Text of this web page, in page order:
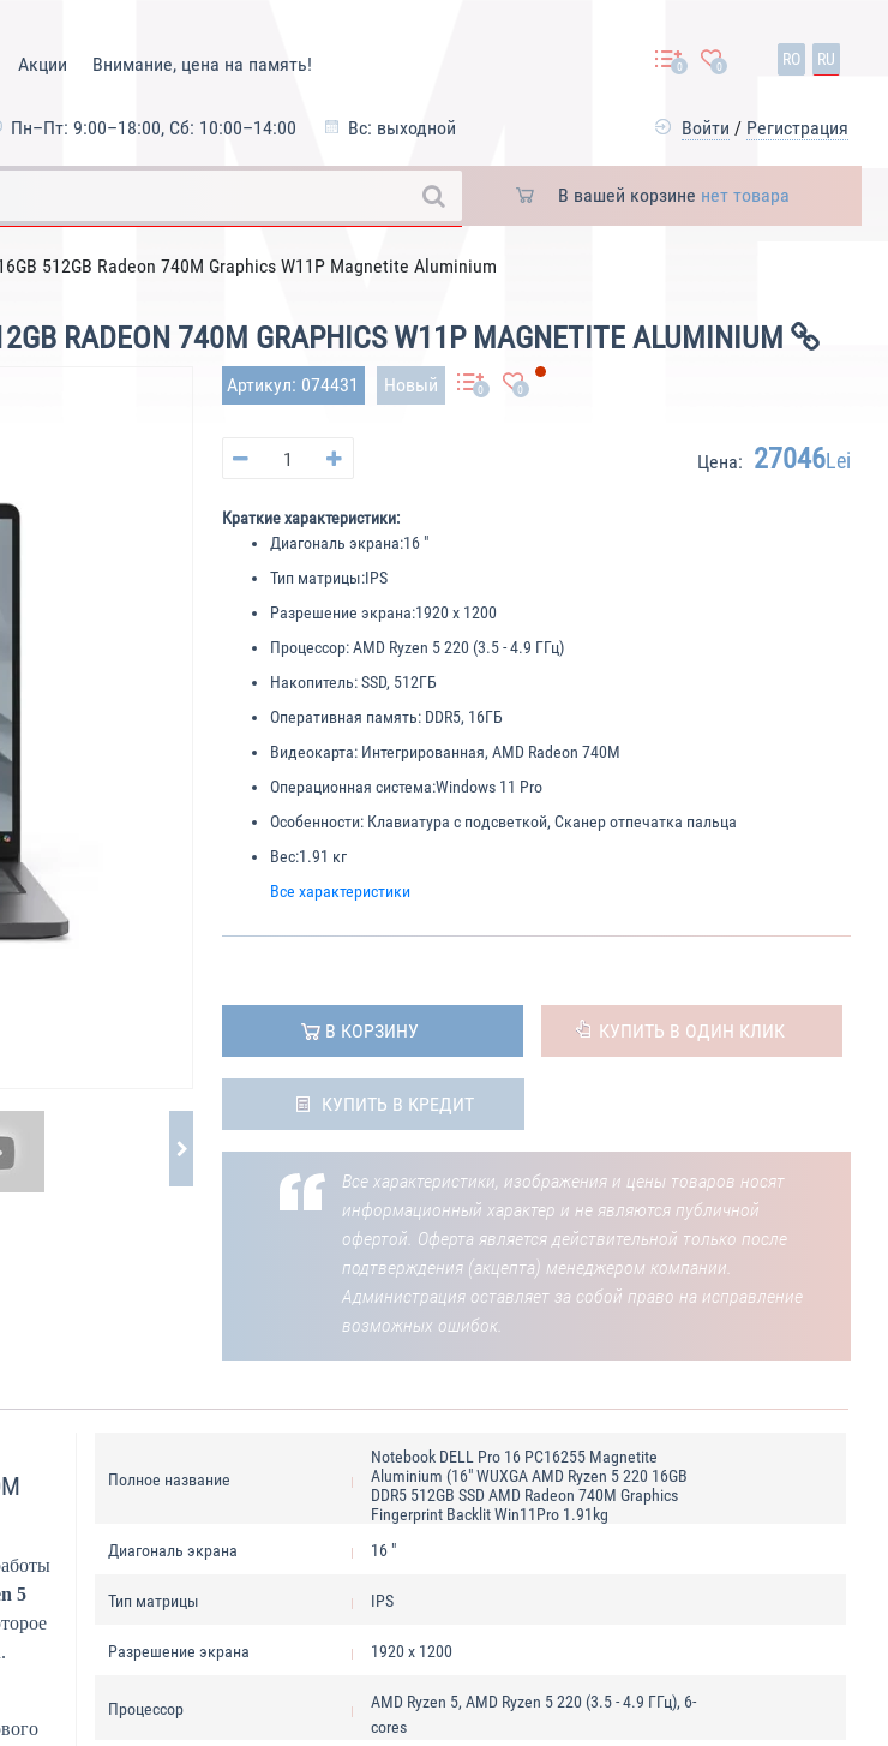
Акции Внимание, цена на память!
Пн–Пт: 9:00–18:00, Сб: 10:00–14:00 Вс: выходной
0 0 RO RU
Войти / Регистрация
В вашей корзине нет товара
512GB Radeon 740M Graphics W11P Magnetite Aluminium
RADEON 740M GRAPHICS W11P MAGNETITE ALUMINIUM
Артикул: 074431 Новый 0 0
Цена: 27046Lei
Краткие характеристики:
Диагональ экрана:16 "
Тип матрицы:IPS
Разрешение экрана:1920 x 1200
Процессор:AMD Ryzen 5 220 (3.5 - 4.9 ГГц)
Накопитель:SSD, 512ГБ
Оперативная память:DDR5, 16ГБ
Видеокарта:Интегрированная, AMD Radeon 740M
Операционная система:Windows 11 Pro
Особенности:Клавиатура с подсветкой, Сканер отпечатка пальца
Вес:1.91 кг
Все характеристики
В КОРЗИНУ КУПИТЬ В ОДИН КЛИК
КУПИТЬ В КРЕДИТ
Все характеристики, изображения и цены товаров носят
информационный характер и не являются публичной
офертой. Оферта является действительной только после
подтверждения (акцепта) менеджером компании.
Администрация оставляет за собой право на исправление
возможных ошибок.
5
Полное название
Notebook DELL Pro 16 PC16255 Magnetite
Aluminium (16" WUXGA AMD Ryzen 5 220 16GB
DDR5 512GB SSD AMD Radeon 740M Graphics
Fingerprint Backlit Win11Pro 1.91kg
Диагональ экрана
16 "
Тип матрицы IPS
Разрешение экрана 1920 x 1200
Процессор
AMD Ryzen 5, AMD Ryzen 5 220 (3.5 - 4.9 ГГц), 6-
cores